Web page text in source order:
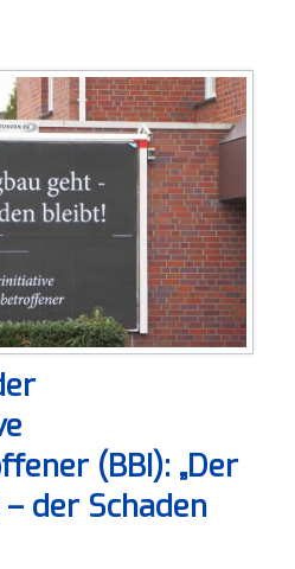
(BBI): „Der
der Schaden